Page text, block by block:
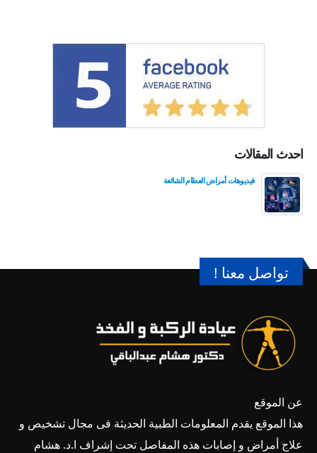
احدث المقالات
فيديوهات أمراض العظام الشائعة
تواصل معنا !
عن الموقع
هذا الموقع يقدم المعلومات الطبية الحديثة فى مجال تشخيص و
علاج أمراض و إصابات هذه المفاصل تحت إشراف ا.د. هشام